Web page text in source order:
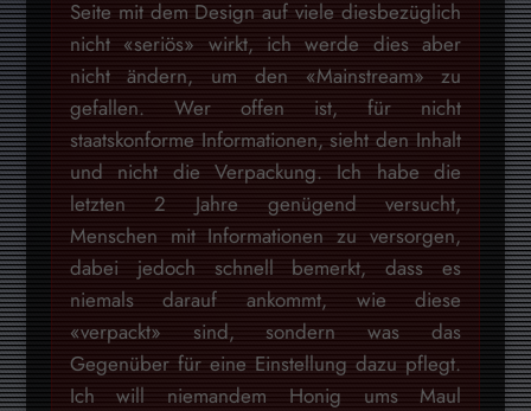
Seite mit dem Design auf viele diesbezüglich
nicht «seriös» wirkt, ich werde dies aber
nicht ändern, um den «Mainstream» zu
gefallen. Wer offen ist, für nicht
staatskonforme Informationen, sieht den Inhalt
und nicht die Verpackung. Ich habe die
letzten 2 Jahre genügend versucht,
Menschen mit Informationen zu versorgen,
dabei jedoch schnell bemerkt, dass es
niemals darauf ankommt, wie diese
«verpackt» sind, sondern was das
Gegenüber für eine Einstellung dazu pflegt.
Ich will niemandem Honig ums Maul